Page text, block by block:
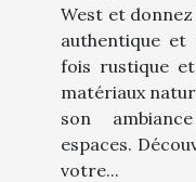
West et
authentique et
fois rustique
matériaux
son
espaces.
votre...